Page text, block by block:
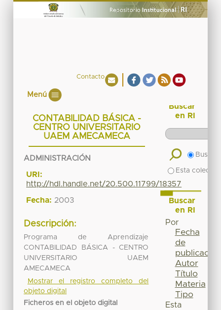
Contacto
Menú
CONTABILIDAD BÁSICA -
CENTRO UNIVERSITARIO
UAEM AMECAMECA
ADMINISTRACIÓN
URI:
http://hdl.handle.net/20.500.11799/18357
Fecha: 2003
Descripción:
Programa de Aprendizaje
CONTABILIDAD BÁSICA - CENTRO
UNIVERSITARIO UAEM
AMECAMECA
Mostrar el registro completo del
objeto digital
Ficheros en el objeto digital
Buscar
en RI
Buscar
Esta
Buscar
en RI
Por
Fecha
de
publicación
Autor
Título
Materia
Tipo
Esta